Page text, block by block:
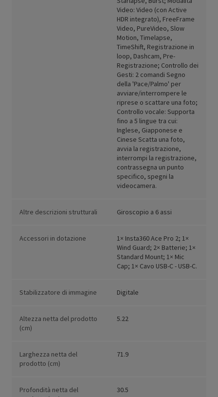
Video: Video (con Active
HDR integrato), FreeFrame
Video, PureVideo, Slow
Motion, Timelapse,
TimeShift, Registrazione in
loop, Dashcam, Pre-
Registrazione; Controllo dei
Gesti: 2 comandi Segno
della 'Pace/Palmo' per
avviare/interrompere le
riprese o scattare una foto;
Controllo vocale: Supporta
fino a 5 lingue tra cui:
Inglese, Giapponese e
Cinese Scatta una foto,
avvia la registrazione,
interrompi la registrazione,
contrassegna un punto
specifico, spegni la
videocamera.
Altre descrizioni strutturali Giroscopio a 6 assi
Accessori in dotazione
1× Insta360 Ace Pro 2; 1×
Wind Guard; 2× Batterie; 1×
Standard Mount; 1× Mic
Cap; 1× Cavo USB-C - USB-C.
Stabilizzatore di immagine Digitale
Altezza netta del prodotto
(cm)
5.22
Larghezza netta del
prodotto (cm)
71.9
Profondità netta del
30.5